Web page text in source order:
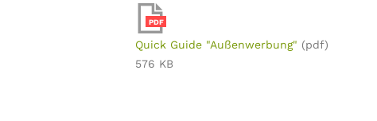
PDF
Quick Guide "Außenwerbung" (pdf)
576 KB